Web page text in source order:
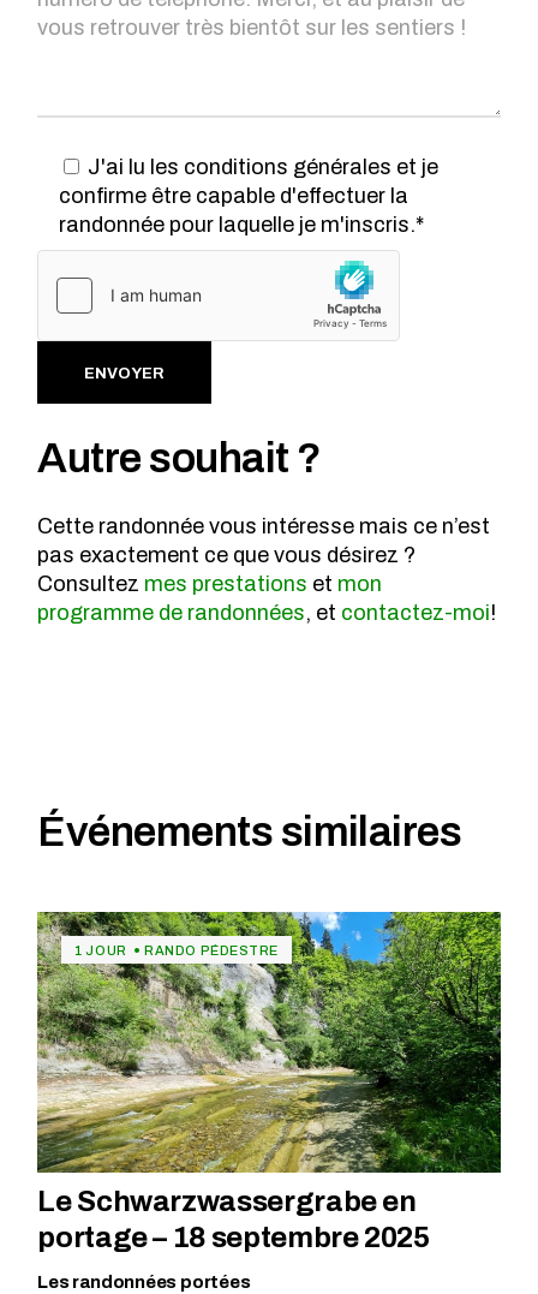
J'ai lu les conditions générales et je
confirme être capable d'effectuer la
randonnée pour laquelle je m'inscris.*
ENVOYER
Autre souhait ?
Cette randonnée vous intéresse mais ce n’est
pas exactement ce que vous désirez ?
Consultez mes prestations et mon
programme de randonnées, et contactez-moi!
Événements similaires
1 JOUR RANDO PÉDESTRE
Le Schwarzwassergrabe en
portage – 18 septembre 2025
Les randonnées portées